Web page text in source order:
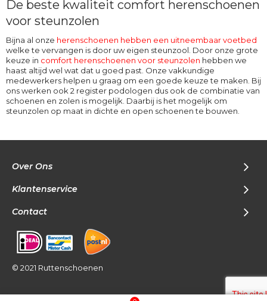
De beste kwaliteit comfort herenschoenen
voor steunzolen
Bijna al onze herenschoenen hebben een uitneembaar voetbed
welke te vervangen is door uw eigen steunzool. Door onze grote
keuze in comfort herenschoenen voor steunzolen hebben we
haast altijd wel wat dat u goed past. Onze vakkundige
medewerkers helpen u graag om een goede keuze te maken. Bij
ons werken ook 2 register podologen dus ook de combinatie van
schoenen en zolen is mogelijk. Daarbij is het mogelijk om
steunzolen op maat in dichte en open schoenen te bouwen.
Over Ons
Klantenservice
Contact
© 2021 Ruttenschoenen